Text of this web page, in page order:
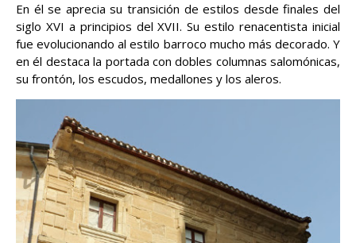
En él se aprecia su transición de estilos desde finales del
siglo XVI a principios del XVII. Su estilo renacentista inicial
fue evolucionando al estilo barroco mucho más decorado. Y
en él destaca la portada con dobles columnas salomónicas,
su frontón, los escudos, medallones y los aleros.